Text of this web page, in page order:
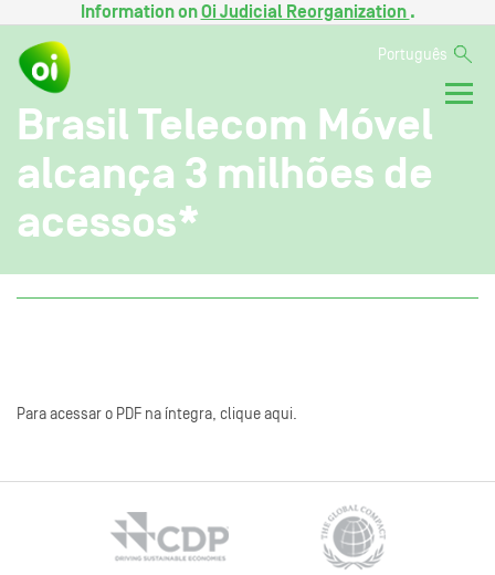
Information onOi Judicial Reorganization .
Português
Brasil Telecom Móvel
alcança 3 milhões de
acessos*
Para acessar o PDF na íntegra, clique aqui.